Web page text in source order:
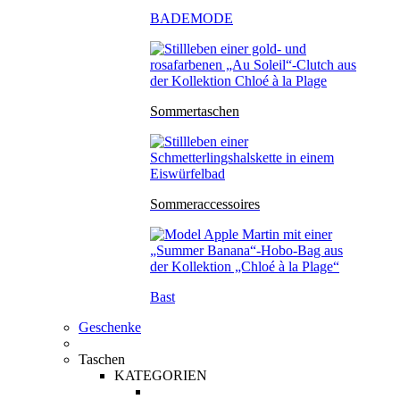
BADEMODE
Sommertaschen
Sommeraccessoires
Bast
Geschenke
Taschen
KATEGORIEN